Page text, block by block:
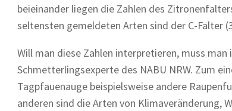
beieinander liegen die Zahlen des
seltensten gemeldeten Arten sind der C-Falter
Will man diese Zahlen interpretieren, muss
Schmetterlingsexperte des NABU NRW. Zum
Tagpfauenauge beispielsweise andere
anderen sind die Arten von